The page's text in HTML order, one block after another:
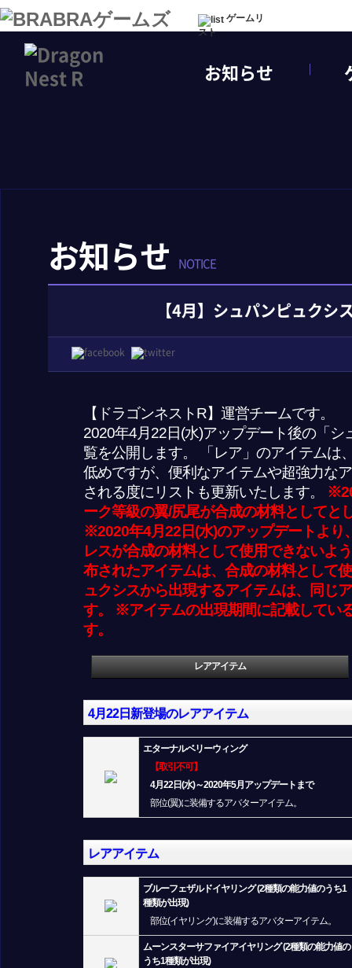
ゲームリ
スト
お知らせ
お知らせ NOTICE
【4月】シュパンピュクシ
【ドラゴンネストR】運営チームです。
2020年4月22日(水)アップデート後の「
覧を公開します。 「レア」のアイテムは
低めですが、便利なアイテムや超強力な
される度にリストも更新いたします。
ーク等級の翼/尻尾が合成の材料としてと
※2020年4月22日(水)のアップデートより
レスが合成の材料として使用できないよ
布されたアイテムは、合成の材料として
ュクシスから出現するアイテムは、同じ
す。 ※アイテムの出現期間に記載してい
す。
レアアイテム
4月22日新登場のレアアイテム
エターナルベリーウィング
【取引不可】
4月22日(水)～2020年5月アップデートまで
部位(翼)に装備するアバターアイテム。
レアアイテム
ブルーフェザルドイヤリング (2種類の能力値のうち1
種類が出現)
部位(イヤリング)に装備するアバターアイテム。
ムーンスターサファイアイヤリング (2種類の能力値の
うち1種類が出現)